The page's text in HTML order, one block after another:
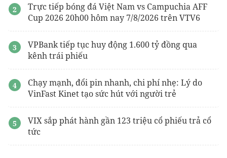
Trực tiếp bóng đá Việt Nam vs Campuchia AFF
Cup 2026 20h00 hôm nay 7/8/2026 trên VTV6
VPBank tiếp tục huy động 1.600 tỷ đồng qua
kênh trái phiếu
Chạy mạnh, đổi pin nhanh, chi phí nhẹ: Lý do
VinFast Kinet tạo sức hút với người trẻ
VIX sắp phát hành gần 123 triệu cổ phiếu trả cổ
tức